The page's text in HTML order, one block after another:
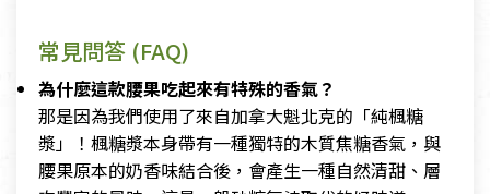
常見問答 (FAQ)
為什麼這款腰果吃起來有特殊的香氣？
那是因為我們使用了來自加拿大魁北克的「純楓糖
漿」！楓糖漿本身帶有一種獨特的木質焦糖香氣，與
腰果原本的奶香味結合後，會產生一種自然清甜、層